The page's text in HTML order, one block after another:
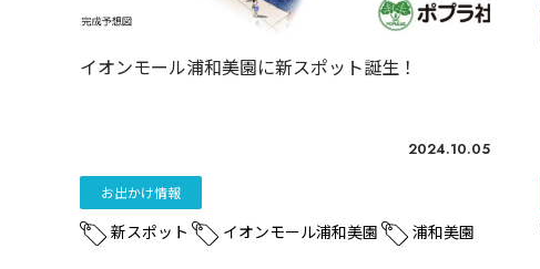
イオンモール浦和美園に新スポット誕生！
2024.10.05
お出かけ情報
新スポット イオンモール浦和美園 浦和美園